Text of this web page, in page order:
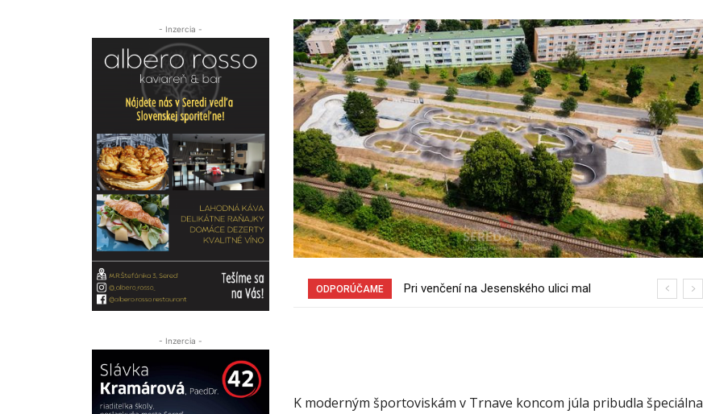
- Inzercia -
- Inzercia -
ODPORÚČAME
70 rokov od založenia podniku
K moderným športoviskám v Trnave koncom júla pribudla špeciálna